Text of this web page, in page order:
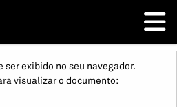
ser exibido no seu navegador.
visualizar o documento: